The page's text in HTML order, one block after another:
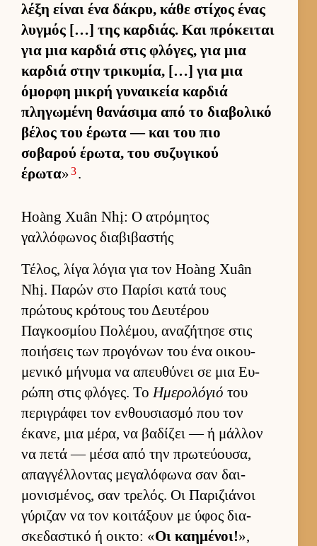
λέξη εί­ναι ένα δάκρυ, κάθε στίχος ένας
λυγ­μός […] της καρ­διάς. Και πρόκει­ται
για μια καρ­διά στις φλόγες, για μια
καρ­διά στην τρικυμία, […] για μια
όμορφη μικρή γυναι­κεία καρ­διά
πληγωμένη θανάσιμα από το δια­βολικό
βέλος του έρωτα — και του πιο
σοβαρού έρωτα, του συζυγικού
έρωτα»3.
Hoàng Xuân Nhị: Ο ατρόμητος
γαλλόφωνος διαβιβαστής
Τέλος, λίγα λόγια για τον Hoàng Xuân
Nhị. Παρών στο Παρίσι κατά τους
πρώτους κρότους του Δευ­τέρου
Παγκοσμίου Πολέμου, αναζήτησε στις
ποι­ήσεις των προγόνων του ένα οι­κου­
μενικό μήνυμα να απευ­θύνει σε μια Ευ­
ρώπη στις φλόγες. ΤοΗμερολόγιό του
περιγράφει τον εν­θου­σια­σμό που τον
έκανε, μια μέρα, να βαδίζει — ή μάλ­λον
να πετά — μέσα από την πρωτεύ­ου­σα,
απαγ­γέλ­λοντας μεγαλόφωνα σαν δαι­
μονισμένος, σαν τρελός. Οι Παριζιάνοι
γύριζαν να τον κοι­τάξουν με ύφος δια­
σκεδαστικό ή οι­κτο: «Οι καη­μένοι!»,